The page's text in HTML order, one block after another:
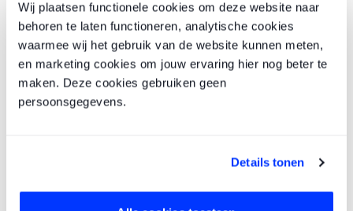
Wij plaatsen functionele cookies om deze website naar
behoren te laten functioneren, analytische cookies
waarmee wij het gebruik van de website kunnen meten,
en marketing cookies om jouw ervaring hier nog beter te
maken. Deze cookies gebruiken geen
persoonsgegevens.
Details tonen